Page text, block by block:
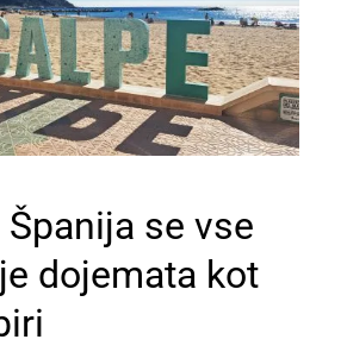
se vse
dojemata kot